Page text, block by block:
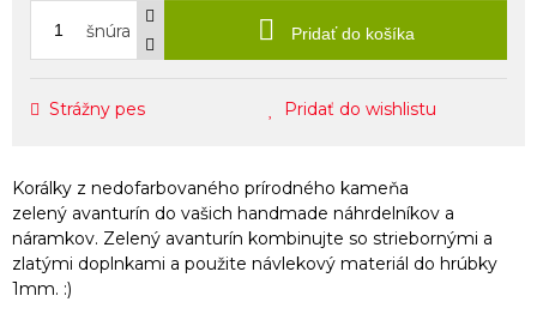
šnúra Pridať do košíka
Strážny pes Pridať do wishlistu
Korálky z nedofarbovaného prírodného kameňa
zelený avanturín do vašich handmade náhrdelníkov a
náramkov. Zelený avanturín kombinujte so striebornými a
zlatými doplnkami a použite návlekový materiál do hrúbky
1mm. :)